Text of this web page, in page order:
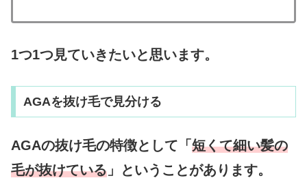
1つ1つ見ていきたいと思います。
AGAを抜け毛で見分ける
AGAの抜け毛の特徴として「短くて細い髪の
毛が抜けている 」ということがあります。